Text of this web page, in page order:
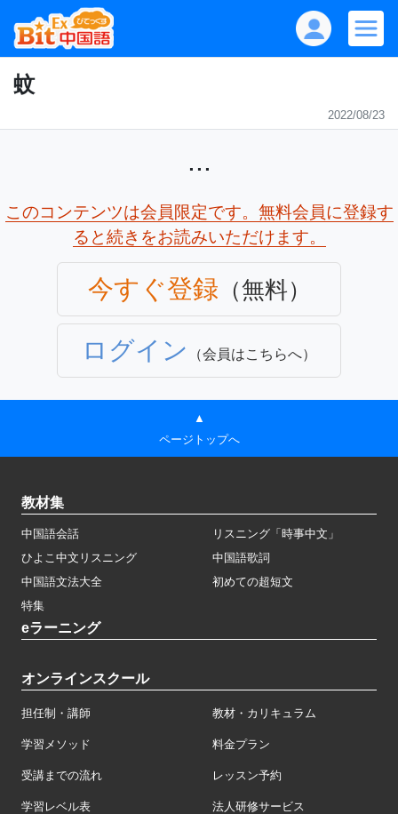
蚊
2022/08/23
...
このコンテンツは会員限定です。無料会員に登録す
ると続きをお読みいただけます。
今すぐ登録 （無料）
ログイン （会員はこちらへ）
▲
ページトップへ
教材集
中国語会話
リスニング「時事中文」
ひよこ中文リスニング
中国語歌詞
中国語文法大全
初めての超短文
特集
eラーニング
オンラインスクール
担任制・講師 教材・カリキュラム
学習メソッド 料金プラン
受講までの流れ レッスン予約
学習レベル表 法人研修サービス